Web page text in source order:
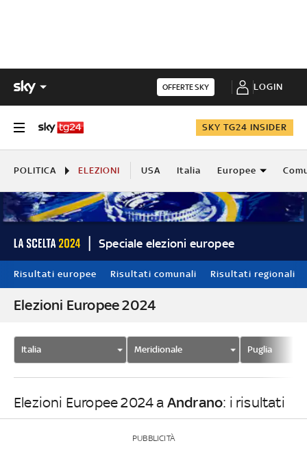
OFFERTE SKY LOGIN
SKY TG24 INSIDER
POLITICA ELEZIONI USA Italia Europee
Speciale elezioni europee
Risultati europee Risultati comunali Risultati regionali
Elezioni Europee 2024
Italia Meridionale Puglia
Elezioni Europee 2024 a Andrano: i risultati
PUBBLICITÀ